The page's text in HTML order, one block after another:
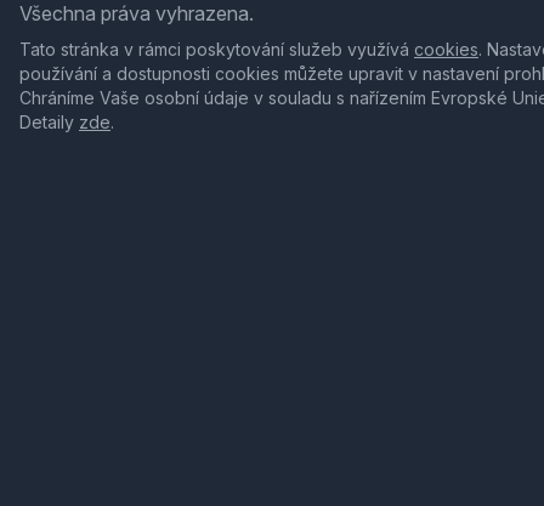
Všechna práva vyhrazena.
Tato stránka v rámci poskytování služeb využívá cookies.
používání a dostupnosti cookies můžete upravit v nastavení
Chráníme Vaše osobní údaje v souladu s nařízením Evropské
Detaily zde.